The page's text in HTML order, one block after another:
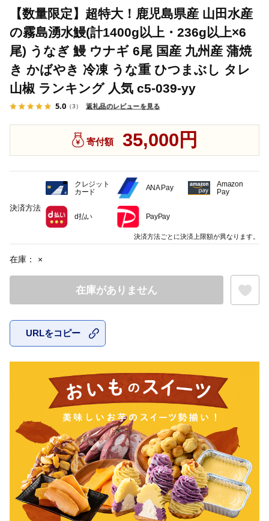
【数量限定】超特大！鹿児島県産 山田水産
の霧島湧水鰻(計1400g以上・236g以上×6
尾) うなぎ 鰻 ウナギ 6尾 国産 九州産 蒲焼
き かばやき 冷凍 うな重 ひつまぶし タレ
山椒 ランキング 人気 c5-039-yy
5.0 （3） 返礼品のレビューを見る
寄付額 35,000円
在庫： ×
在庫がありません
URLをコピー
決済方法
クレジット
カード
ANA Pay
Amazon
Pay
d払い PayPay
決済方法ごとに決済上限額が異なります。